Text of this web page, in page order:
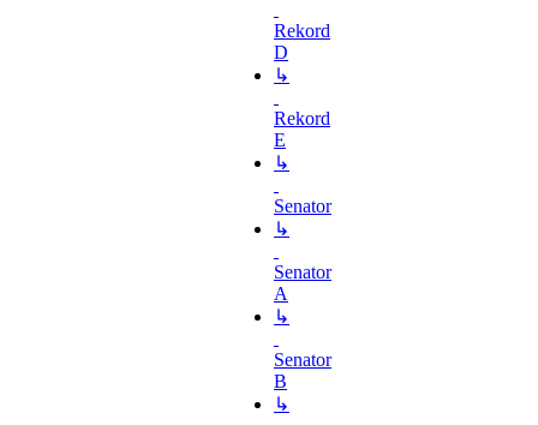
Rekord
D
↳
Rekord
E
↳
Senator
↳
Senator
A
↳
Senator
B
↳